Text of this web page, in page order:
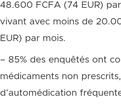
48.600 FCFA (74 EUR)
vivant avec moins de
EUR) par mois.
– 85% des enquêtés ont
médicaments non
d’automédication